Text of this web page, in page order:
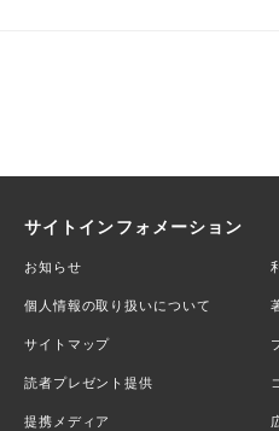
サイトインフォメーション
お知らせ
個人情報の取り扱いについて
サイトマップ
読者プレゼント提供
提携メディア